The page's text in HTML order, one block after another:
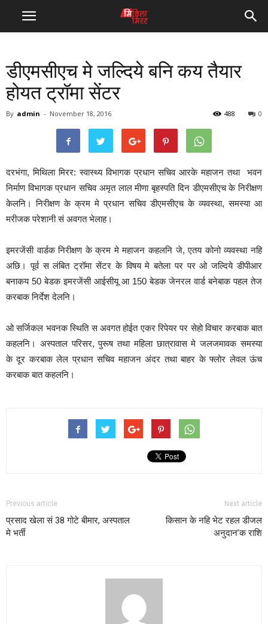
डीएमसीएच मे जल्दिये बनि कय तैयार
होयत ट्रॉमा सेंटर
By admin - November 18, 2016 0
488
दरभंगा, मिथिला मिरर: स्वास्थ्य विभागक प्रधान सचिव आरके महाजन तथा भवन
निर्माण विभागक प्रधान सचिव अमृत लाल मीणा बृहस्पति दिन डीएमसीएच के निरीक्षण
केलनि। निरीक्षण के क्रम मे प्रधान सचिव डीएमसीएच के व्यवस्था, समस्या आ
मरीजक परेशानी सं अवगत भेलाह।
इमरजेंसी वार्डक निरीक्षण के क्रम मे महाजन कहलनि जे, एतय कोनो व्यवस्था नहि
अछि। पूर्व स लंबित ट्रॉमा सेंटर के विषय मे बतेला पर पर ओ जल्दिये डीपीआर
बनाकय 50 बेडक इमरजेंसी आईसीयू आ 150 बेडक जेनरल वार्ड बनेबाक पहल तेज
करबाक निर्देश देलनि।
ओ सर्जिकल भवनक स्थिति स अवगत होईत एकर रिपेयर पर सेहो विचार करबाक बात
कहलनि। अस्पताल परिसर, पुरूष तथा महिला छात्रावास मे जलजमावक समस्या
के दूर करबाक लेल प्रधान सचिव महाजन अंदर तथा बाहर के फ्लोर लेवल ऊंच
करबाक बात कहलनि।
Previous article
प्रसाद खेला सं 38 गोटे बीमार, अस्पताल
मे भर्ती
Next article
किसान के नहि भेट रहल डीजल
अनुदान’क राशि